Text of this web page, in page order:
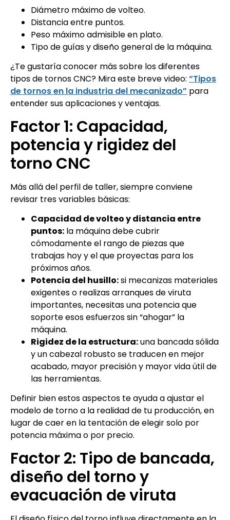
Diámetro máximo de volteo.
Distancia entre puntos.
Peso máximo admisible en plato.
Tipo de guías y diseño general de la máquina.
¿Te gustaría conocer más sobre los diferentes
tipos de tornos CNC? Mira este breve video: “Tipos
de tornos en la industria del mecanizado” para
entender sus aplicaciones y ventajas.
Factor 1: Capacidad,
potencia y rigidez del
torno CNC
Más allá del perfil de taller, siempre conviene
revisar tres variables básicas:
Capacidad de volteo y distancia entre
puntos: la máquina debe cubrir
cómodamente el rango de piezas que
trabajas hoy y el que proyectas para los
próximos años.
Potencia del husillo:si mecanizas materiales
exigentes o realizas arranques de viruta
importantes, necesitas una potencia que
soporte esos esfuerzos sin “ahogar” la
máquina.
Rigidez de la estructura:una bancada sólida
y un cabezal robusto se traducen en mejor
acabado, mayor precisión y mayor vida útil de
las herramientas.
Definir bien estos aspectos te ayuda a ajustar el
modelo de torno a la realidad de tu producción, en
lugar de caer en la tentación de elegir solo por
potencia máxima o por precio.
Factor 2: Tipo de bancada,
diseño del torno y
evacuación de viruta